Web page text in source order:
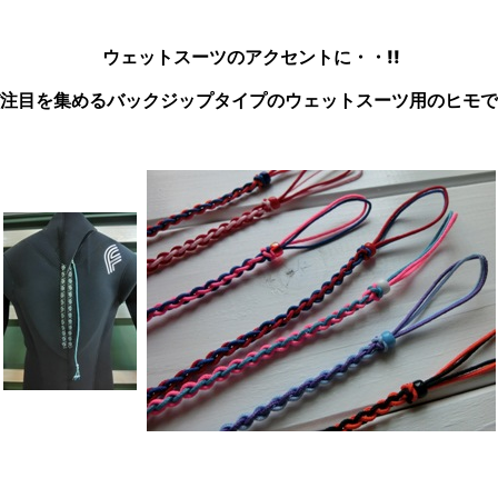
ウェットスーツのアクセントに・・!!
目を集めるバックジップタイプのウェットスーツ用のヒモ